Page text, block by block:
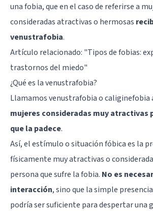
una fobia, que en el caso de referirse a
consideradas atractivas o hermosas
venustrafobia.
Artículo relacionado: "Tipos de fobias:
trastornos del miedo"
¿Qué es la venustrafobia?
Llamamos venustrafobia o caliginefobia
mujeres consideradas muy atractivas
que la padece.
Así, el estímulo o situación fóbica es la
físicamente muy atractivas o
persona que sufre la fobia. No es
interacción, sino que la simple
podría ser suficiente para despertar una